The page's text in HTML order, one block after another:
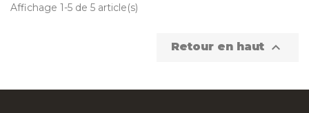
Affichage 1-5 de 5 article(s)
Retour en haut 